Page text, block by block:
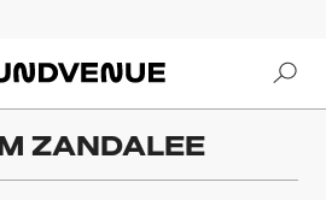
Soundvenue
ZANDALEE